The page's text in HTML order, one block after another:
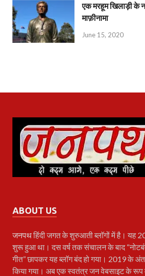
एक मरहूम खिलाड़ी के
माफ़ीनामा
June 15, 2020
ABOUT US
जनपथहिंदी जगत के शुरुआती ब्लॉगों में है। यह
शुरू हुआ था। दस वर्ष तक संचालन के बाद
गीत” छापकर यह ब्लॉग बंद हो गया। 2019 के अंत
किया गया। अब एक स्वतंत्र जन वेबसाइट के